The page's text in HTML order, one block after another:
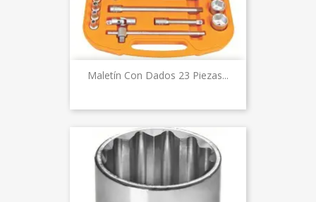
Maletín Con Dados 23 Piezas...